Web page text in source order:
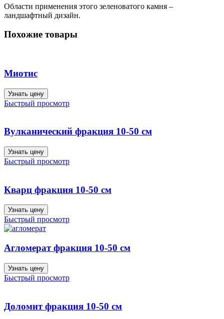
Области применения этого зеленоватого камня –
ландшафтный дизайн.
Похожие товары
Миотис
Узнать цену
Быстрый просмотр
Вулканический фракция 10-50 см
Узнать цену
Быстрый просмотр
Кварц фракция 10-50 см
Узнать цену
Быстрый просмотр
Агломерат фракция 10-50 см
Узнать цену
Быстрый просмотр
Доломит фракция 10-50 см